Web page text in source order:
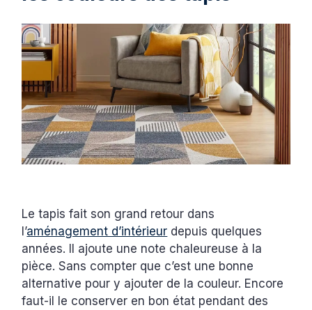
Le tapis fait son grand retour dans
l’aménagement d’intérieur depuis quelques
années. Il ajoute une note chaleureuse à la
pièce. Sans compter que c’est une bonne
alternative pour y ajouter de la couleur. Encore
faut-il le conserver en bon état pendant des